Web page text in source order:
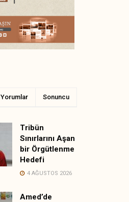
Yorumlar Sonuncu
Tribün
Sınırlarını Aşan
bir Örgütlenme
Hedefi
4 AĞUSTOS 2026
Amed’de